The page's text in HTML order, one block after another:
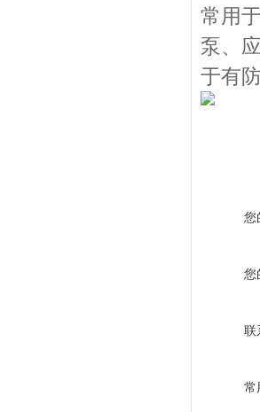
常用
泵、
于有
您
您
联
常